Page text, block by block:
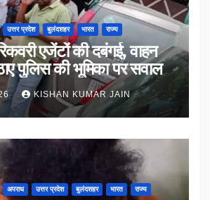
उत्तर प्रदेश बुलंदशहर भारत राज्य
एजेंटों की दबंगई, वाहन
पुलिस की भूमिका पर सवाल
KISHAN KUMAR JAIN
अपराध उत्तर प्रदेश बुलंदशहर भारत राज्य